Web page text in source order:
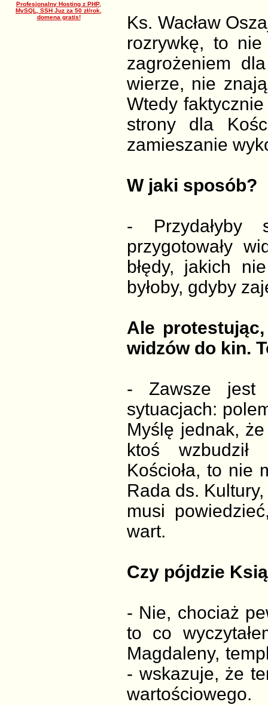
Profesjonalny Hosting z PHP,
MySQL, SSH Juz za 50 zł/rok,
domena gratis!
Ks. Wacław
rozrywkę, to
zagrożeniem
wierze, nie
Wtedy
strony dla
zamieszanie
W jaki sposób?
- Przydałyby
przygotowały
błędy, jakich
byłoby, gdyby
Ale
widzów do kin.
- Zawsze jest
sytuacjach:
Myślę jednak,
ktoś
Kościoła, to nie
Rada ds.
musi
wart.
Czy pójdzie
- Nie, chociaż
to co
Magdaleny,
- wskazuje, że
wartościowego.